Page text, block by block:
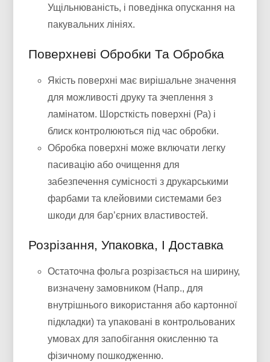
Ущільнюваність, і поведінка опускання на
пакувальних лініях.
Поверхневі Обробки Та Обробка
Якість поверхні має вирішальне значення
для можливості друку та зчеплення з
ламінатом. Шорсткість поверхні (Ра) і
блиск контролюються під час обробки.
Обробка поверхні може включати легку
пасивацію або очищення для
забезпечення сумісності з друкарськими
фарбами та клейовими системами без
шкоди для бар’єрних властивостей.
Розрізання, Упаковка, І Доставка
Остаточна фольга розрізається на ширину,
визначену замовником (Напр., для
внутрішнього використання або картонної
підкладки) та упаковані в контрольованих
умовах для запобігання окисленню та
фізичному пошкодженню.